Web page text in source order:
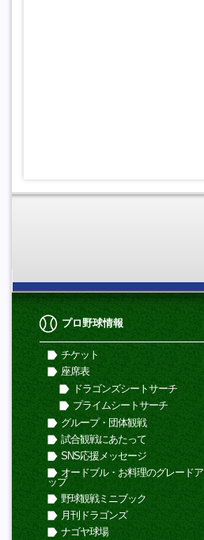
プロ野球情報
チケット
座席表
ドラゴンズシートサーチ
プライムシートサーチ
グループ・団体観戦
試合観戦にあたって
SNS応援メッセージ
オードブル・お料理のグレードア
ップ
野球観戦ミニブック
月刊ドラゴンズ
ナゴヤ球場